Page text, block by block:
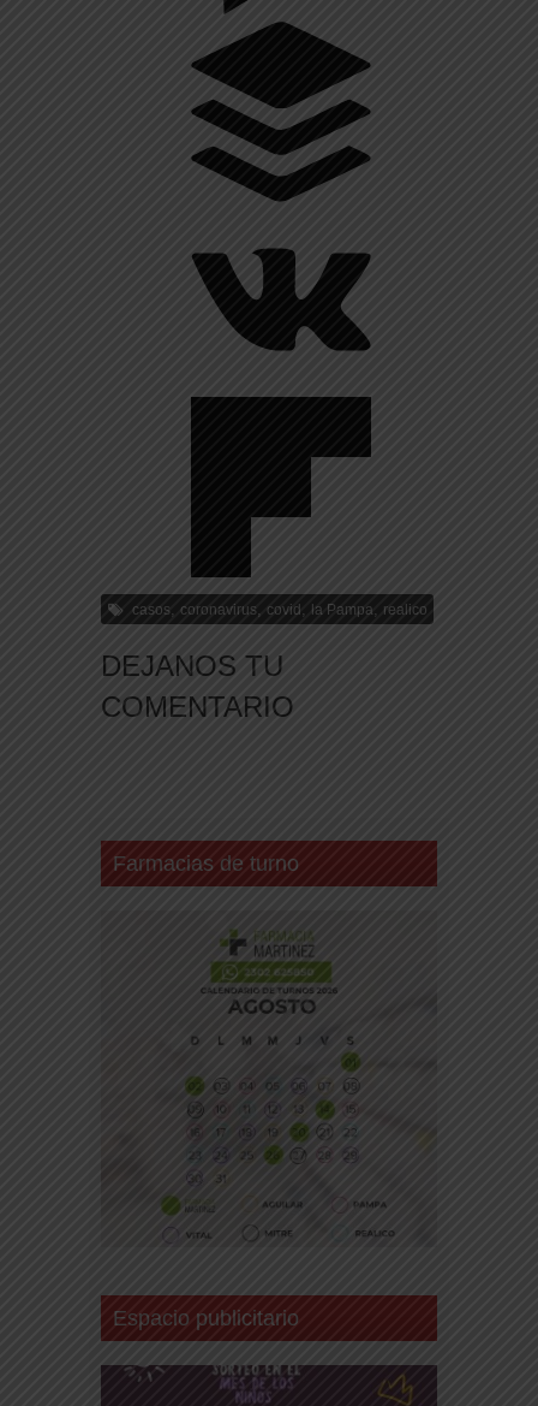
casos coronavirus covid la Pampa realico
DEJANOS TU
COMENTARIO
Farmacias de turno
Espacio publicitario